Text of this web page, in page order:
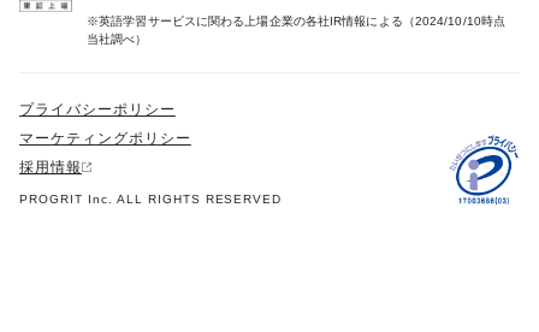
※英語学習サービスに関わる上場企業の各社IR情報による（2024/10/10時点
当社調べ）
プライバシーポリシー
マーケティングポリシー
採用情報
PROGRIT Inc. ALL RIGHTS RESERVED